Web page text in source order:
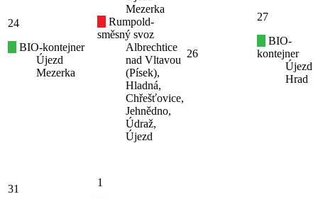
24
BIO-kontejner
Újezd
Mezerka
Mezerka
Rumpold-
směsný svoz
Albrechtice
nad Vltavou
(Písek),
Hladná,
Chřešťovice,
Jehnědno,
Údraž,
Újezd
26
27
BIO-
kontejner
Újezd
Hrad
31
1